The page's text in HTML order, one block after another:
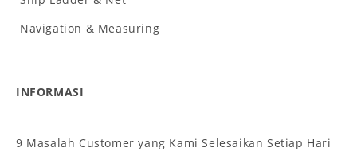
Navigation & Measuring
INFORMASI
9 Masalah Customer yang Kami Selesaikan Setiap Hari